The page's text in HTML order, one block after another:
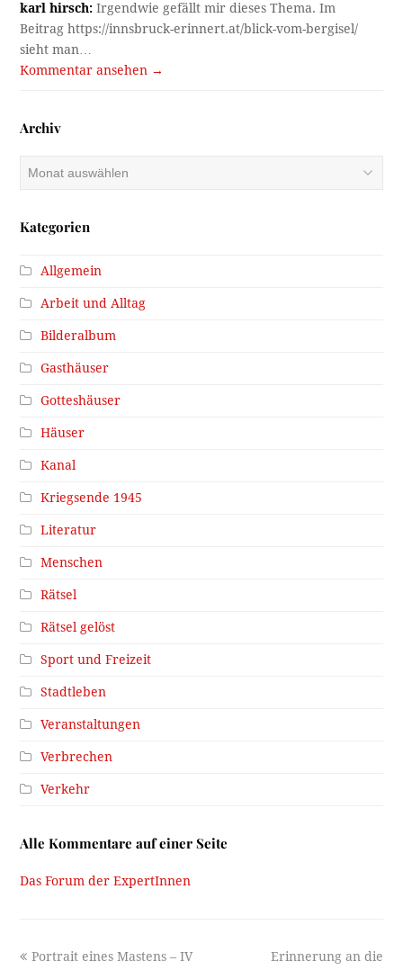
karl hirsch: Irgendwie gefällt mir dieses Thema. Im
Beitrag https://innsbruck-erinnert.at/blick-vom-bergisel/
sieht man…
Kommentar ansehen →
Archiv
Archiv
Kategorien
Allgemein
Arbeit und Alltag
Bilderalbum
Gasthäuser
Gotteshäuser
Häuser
Kanal
Kriegsende 1945
Literatur
Menschen
Rätsel
Rätsel gelöst
Sport und Freizeit
Stadtleben
Veranstaltungen
Verbrechen
Verkehr
Alle Kommentare auf einer Seite
Das Forum der ExpertInnen
previous
Portrait eines Mastens – IV
next
Erinnerung an die